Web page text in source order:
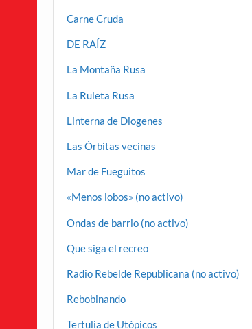
Carne Cruda
DE RAÍZ
La Montaña Rusa
La Ruleta Rusa
Linterna de Diogenes
Las Órbitas vecinas
Mar de Fueguitos
«Menos lobos» (no activo)
Ondas de barrio (no activo)
Que siga el recreo
Radio Rebelde Republicana (no activo)
Rebobinando
Tertulia de Utópicos